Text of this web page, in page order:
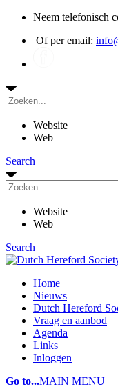
Neem telefonisch
Of per email:
Website
Web
Search
Website
Web
Search
Home
Nieuws
Dutch Hereford
Vraag en aanbod
Agenda
Links
Inloggen
Go to...MAIN MENU